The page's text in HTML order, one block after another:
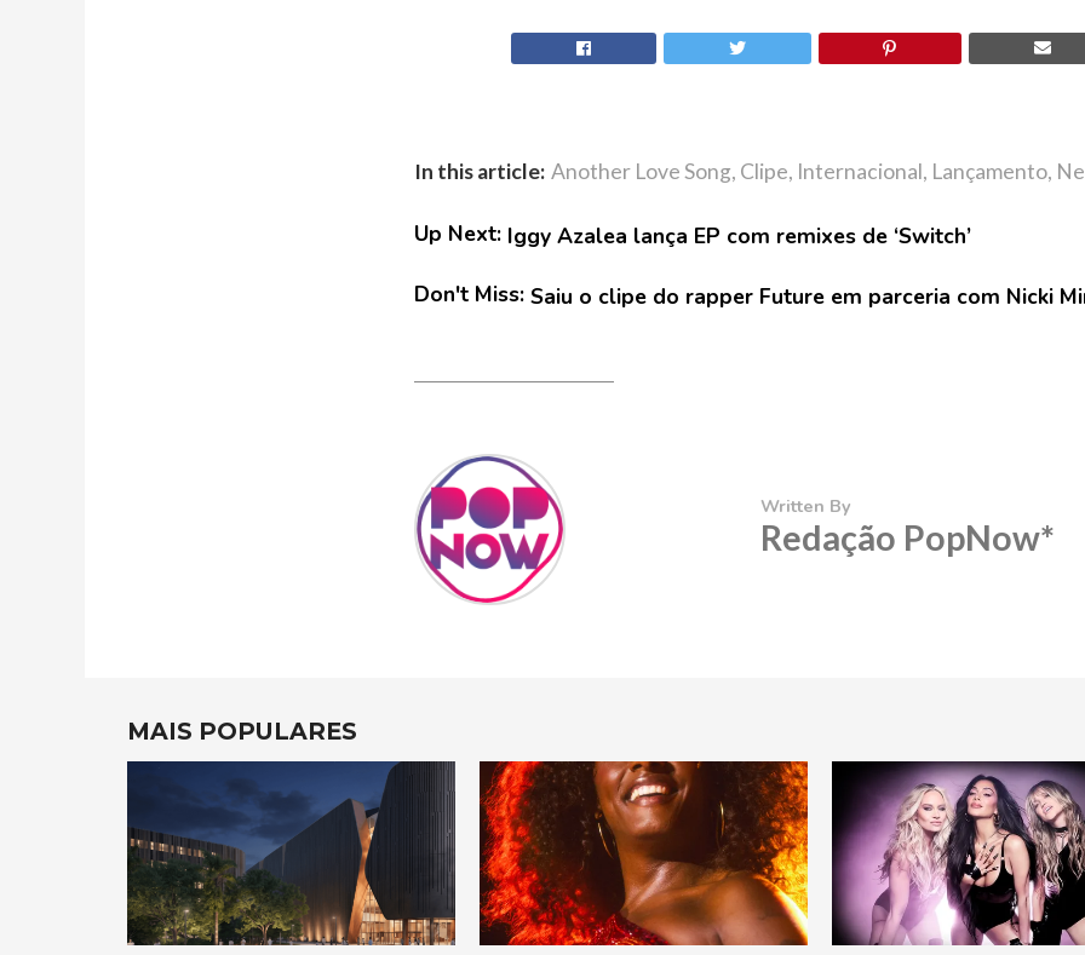
In this article: Another Love Song, Clipe, Internacional, Lançamento,
Up Next: Iggy Azalea lança EP com remixes de ‘Switch’
Don't Miss: Saiu o clipe do rapper Future em parceria com Nicki
Written By
Redação PopNow*
MAIS POPULARES